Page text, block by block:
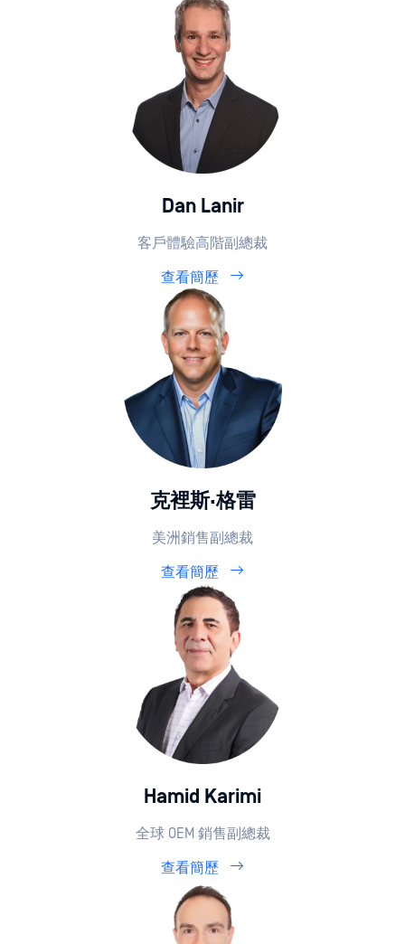
Dan Lanir
客戶體驗高階副總裁
查看簡歷
克裡斯·格雷
美洲銷售副總裁
查看簡歷
Hamid Karimi
全球 OEM 銷售副總裁
查看簡歷